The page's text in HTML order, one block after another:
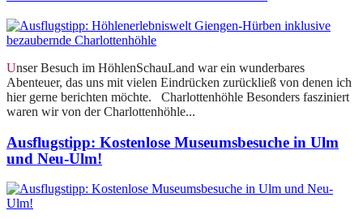
Unser Besuch im HöhlenSchauLand war ein wunderbares
Abenteuer, das uns mit vielen Eindrücken zurückließ von denen ich
hier gerne berichten möchte. Charlottenhöhle Besonders fasziniert
waren wir von der Charlottenhöhle...
Ausflugstipp: Kostenlose Museumsbesuche in Ulm
und Neu-Ulm!